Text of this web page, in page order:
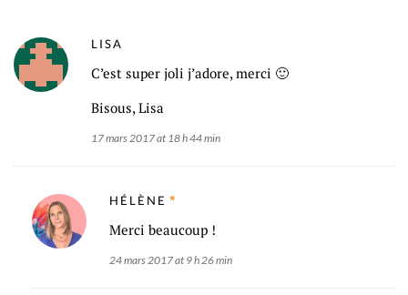
LISA
C’est super joli j’adore, merci 🙂
Bisous, Lisa
17 mars 2017 at 18 h 44 min
HÉLÈNE
Merci beaucoup !
24 mars 2017 at 9 h 26 min